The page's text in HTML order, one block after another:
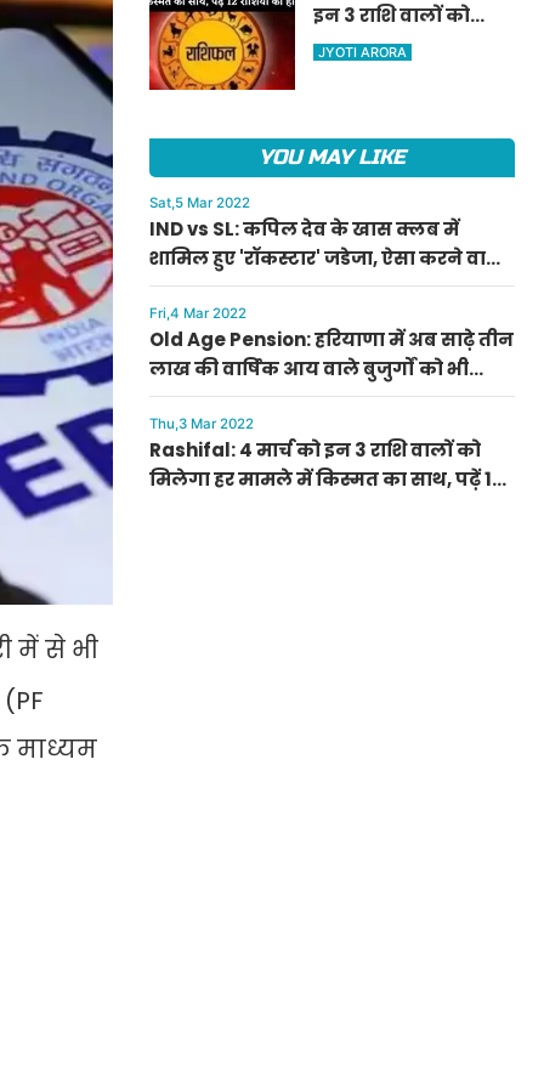
में से भी
माध्यम
ऐलान
इन 3 राशि वालों को
मिलेगा हर मामले में
JYOTI ARORA
YOU MAY LIKE
Sat,5 Mar 2022
IND vs SL: कपिल देव के खास क्लब में
शामिल हुए 'रॉकस्टार' जडेजा, ऐसा करने वाले
बने मात्र दूसरे भारतीय
Fri,4 Mar 2022
Old Age Pension: हरियाणा में अब साढ़े तीन
लाख की वार्षिक आय वाले बुजुर्गों को भी
मिलेगी बुढ़ापा पेंशन, सीएम मनोहर लाल का
ऐलान
Thu,3 Mar 2022
Rashifal: 4 मार्च को इन 3 राशि वालों को
मिलेगा हर मामले में किस्मत का साथ, पढ़ें 12